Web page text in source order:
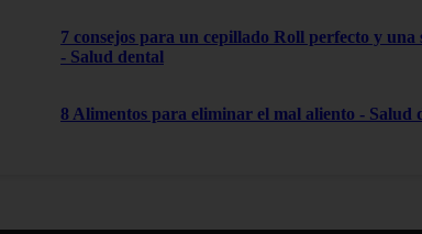
7 consejos para un cepillado Roll perfecto y una
- Salud dental
8 Alimentos para eliminar el mal aliento - Salud